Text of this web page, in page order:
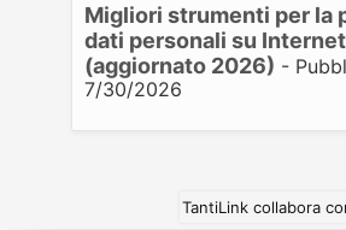
Migliori strumenti per la
dati personali su Internet
(aggiornato 2026) -
7/30/2026
TantiLink collabora